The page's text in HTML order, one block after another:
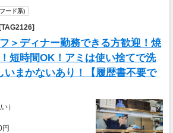
ード系)
＞ディナー勤務できる方歓迎！焼
短時間OK！アミは使い捨てで洗
いまかないあり！【履歴書不要で
）
円